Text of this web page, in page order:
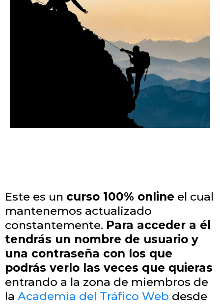
Este es un curso 100% online el cual
mantenemos actualizado
constantemente. Para acceder a él
tendrás un nombre de usuario y
una contraseña con los que
podrás verlo las veces que quieras
entrando a la zona de miembros de
la Academia del Tráfico Web desde